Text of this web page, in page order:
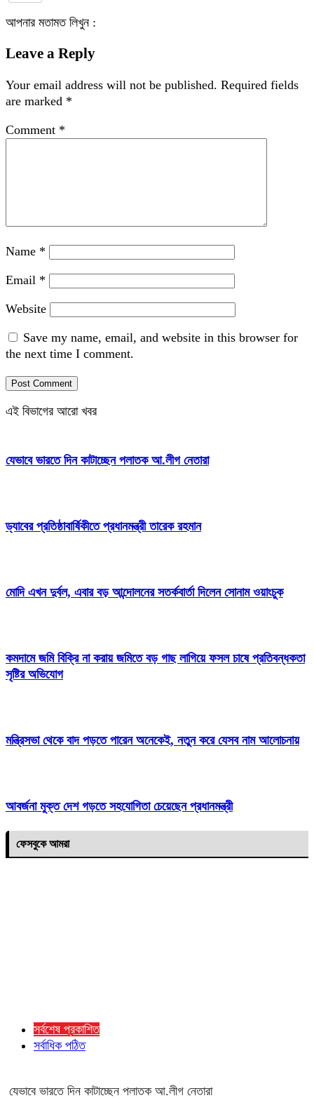
আপনার মতামত লিখুন :
Leave a Reply
Your email address will not be published. Required fields
are marked *
Comment *
Name *
Email *
Website
Save my name, email, and website in this browser for
the next time I comment.
এই বিভাগের আরো খবর
যেভাবে ভারতে দিন কাটাচ্ছেন পলাতক আ.লীগ নেতারা
ড্যাবের প্রতিষ্ঠাবার্ষিকীতে প্রধানমন্ত্রী তারেক রহমান
মোদি এখন দুর্বল, এবার বড় আন্দোলনের সতর্কবার্তা দিলেন সোনাম ওয়াংচুক
কমদামে জমি বিক্রি না করায় জমিতে বড় গাছ লাগিয়ে ফসল চাষে প্রতিবন্ধকতা
সৃষ্টির অভিযোগ
মন্ত্রিসভা থেকে বাদ পড়তে পারেন অনেকেই, নতুন করে যেসব নাম আলোচনায়
আবর্জনা মুক্ত দেশ গড়তে সহযোগিতা চেয়েছেন প্রধানমন্ত্রী
ফেসবুকে আমরা
সর্বশেষ প্রকাশিত
সর্বাধিক পঠিত
যেভাবে ভারতে দিন কাটাচ্ছেন পলাতক আ.লীগ নেতারা